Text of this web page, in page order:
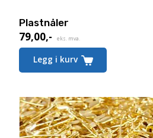
Plastnåler
79,00,- eks. mva.
Legg i kurv